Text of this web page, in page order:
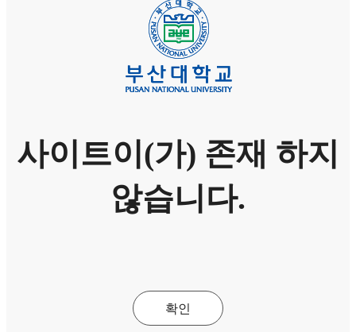
사이트이(가) 존재 하지
않습니다.